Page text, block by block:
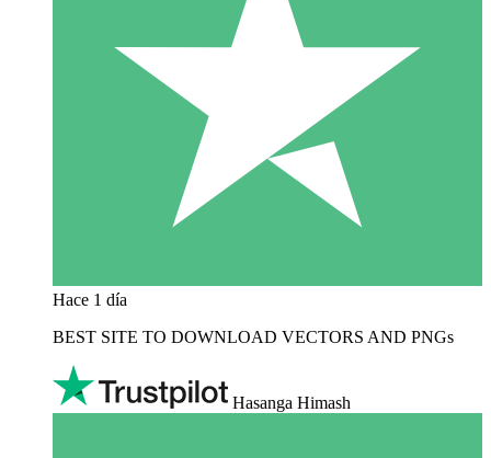
Hace 1 día
BEST SITE TO DOWNLOAD VECTORS AND PNGs
Hasanga Himash